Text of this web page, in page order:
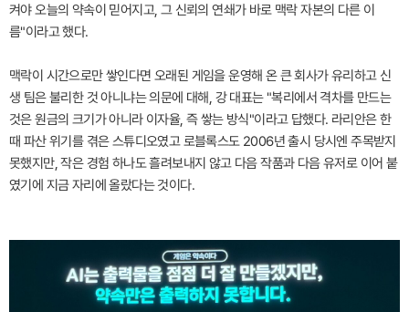
켜야 오늘의 약속이 믿어지고, 그 신뢰의 연쇄가 바로 맥락 자본의 다른 이
름"이라고 했다.
맥락이 시간으로만 쌓인다면 오래된 게임을 운영해 온 큰 회사가 유리하고 신
생 팀은 불리한 것 아니냐는 의문에 대해, 강 대표는 "복리에서 격차를 만드는
것은 원금의 크기가 아니라 이자율, 즉 쌓는 방식"이라고 답했다. 라리안은 한
때 파산 위기를 겪은 스튜디오였고 로블록스도 2006년 출시 당시엔 주목받지
못했지만, 작은 경험 하나도 흘려보내지 않고 다음 작품과 다음 유저로 이어 붙
였기에 지금 자리에 올랐다는 것이다.